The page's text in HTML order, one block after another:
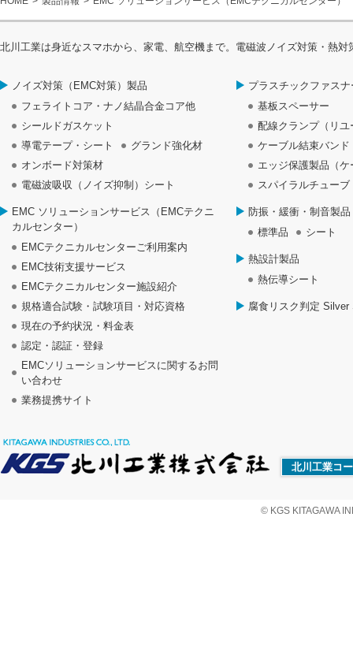
北川工業は身近なスマホから、家電、航空機まで。電磁波ノイズ対策・熱
ノイズ対策（EMC対策）製品
フェライトコア・ナノ結晶合金コア他
シールドガスケット
導電テープ・シート
グランド強化材
オンボード対策材
電磁波吸収（ノイズ抑制）シート
EMC ソリューションサービス（EMCテクニ
カルセンター）
EMCテクニカルセンターご利用案内
EMC技術支援サービス
EMCテクニカルセンター施設紹介
規格適合試験・試験項目・対応資格
現在の予約状況・料金表
認定・認証・登録
EMCソリューションサービスに関するお問
い合わせ
業務提携サイト
プラスチックファス
基板スペーサー
配線クランプ（リ
ケーブル結束バンド
エッジ保護製品（
スパイラルチューブ
防振・緩衝・制音製品
標準品
シート
熱設計製品
熱伝導シート
腐食リスク判定
北川工業コ
© KGS KITAGAWA